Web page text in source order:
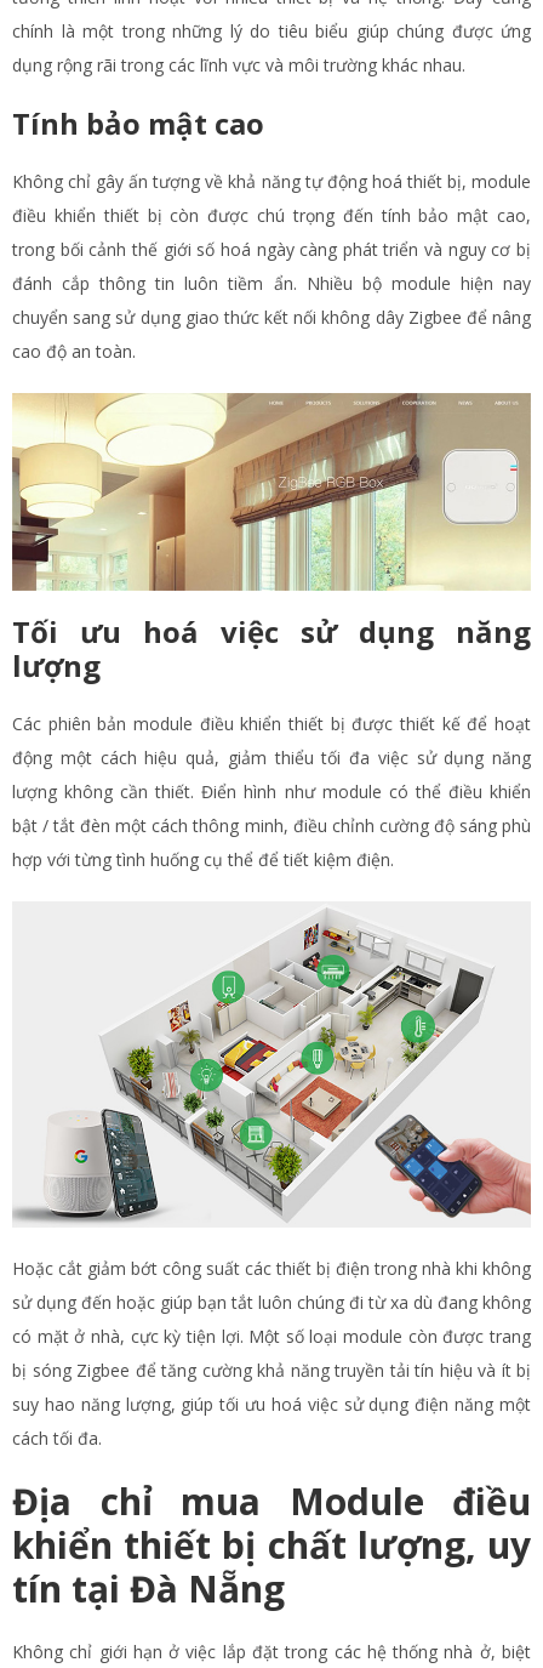
chính là một trong những lý do tiêu biểu giúp chúng được ứng
dụng rộng rãi trong các lĩnh vực và môi trường khác nhau.
Tính bảo mật cao
Không chỉ gây ấn tượng về khả năng tự động hoá thiết bị, module
điều khiển thiết bị còn được chú trọng đến tính bảo mật cao,
trong bối cảnh thế giới số hoá ngày càng phát triển và nguy cơ bị
đánh cắp thông tin luôn tiềm ẩn. Nhiều bộ module hiện nay
chuyển sang sử dụng giao thức kết nối không dây Zigbee để nâng
cao độ an toàn.
Tối ưu hoá việc sử dụng năng
lượng
Các phiên bản module điều khiển thiết bị được thiết kế để hoạt
động một cách hiệu quả, giảm thiểu tối đa việc sử dụng năng
lượng không cần thiết. Điển hình như module có thể điều khiển
bật / tắt đèn một cách thông minh, điều chỉnh cường độ sáng phù
hợp với từng tình huống cụ thể để tiết kiệm điện.
Hoặc cắt giảm bớt công suất các thiết bị điện trong nhà khi không
sử dụng đến hoặc giúp bạn tắt luôn chúng đi từ xa dù đang không
có mặt ở nhà, cực kỳ tiện lợi. Một số loại module còn được trang
bị sóng Zigbee để tăng cường khả năng truyền tải tín hiệu và ít bị
suy hao năng lượng, giúp tối ưu hoá việc sử dụng điện năng một
cách tối đa.
Địa chỉ mua Module điều
khiển thiết bị chất lượng, uy
tín tại Đà Nẵng
Không chỉ giới hạn ở việc lắp đặt trong các hệ thống nhà ở, biệt